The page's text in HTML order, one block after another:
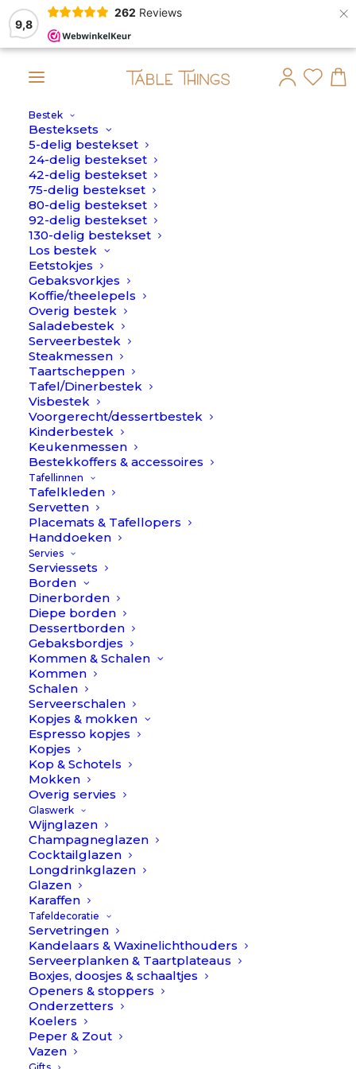
9,8
262 Reviews ×
Bestek
Besteksets
5-delig bestekset
24-delig bestekset
42-delig bestekset
75-delig bestekset
80-delig bestekset
92-delig bestekset
130-delig bestekset
Los bestek
Eetstokjes
Gebaksvorkjes
Koffie/theelepels
Overig bestek
Saladebestek
Serveerbestek
Steakmessen
Taartscheppen
Tafel/Dinerbestek
Visbestek
Voorgerecht/dessertbestek
Kinderbestek
Keukenmessen
Bestekkoffers & accessoires
Tafellinnen
Tafelkleden
Servetten
Placemats & Tafellopers
Handdoeken
Servies
Serviessets
Borden
Dinerborden
Diepe borden
Dessertborden
Gebaksbordjes
Kommen & Schalen
Kommen
Schalen
Serveerschalen
Kopjes & mokken
Espresso kopjes
Kopjes
Kop & Schotels
Mokken
Overig servies
Glaswerk
Wijnglazen
Champagneglazen
Cocktailglazen
Longdrinkglazen
Glazen
Karaffen
Tafeldecoratie
Servetringen
Kandelaars & Waxinelichthouders
Serveerplanken & Taartplateaus
Boxjes, doosjes & schaaltjes
Openers & stoppers
Onderzetters
Koelers
Peper & Zout
Vazen
dan op maandag 10 Augustus verstuurd.
Home > Serviesset 16-delig
Nothing Found
It seems we can’t find what you’re looking for.
Perhaps searching can help.
Service
Klantenservice
Bestellen, Betalen &
Bezorgen
Ruilen & Retourneren
Reviews &
Klachtafhandeling
Veelgestelde Vragen
Contact
Over Table Things
62
info@tablethings.com
Schrijf je in voor onze nieuwsbrief
All rights reserved | Made by Studio Brandit
Gebruik van deze site, als onderdeel van Table Things,
betekent dat je de
Om je zo goed mogelijk te helpen gebruikt Table Things
cookies zie onze